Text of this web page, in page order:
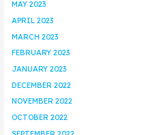
MAY 2023
APRIL 2023
MARCH 2023
FEBRUARY 2023
JANUARY 2023
DECEMBER 2022
NOVEMBER 2022
OCTOBER 2022